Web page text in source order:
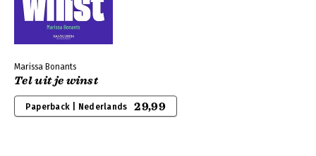
Marissa Bonants
Tel uit je winst
Paperback | Nederlands 29,99